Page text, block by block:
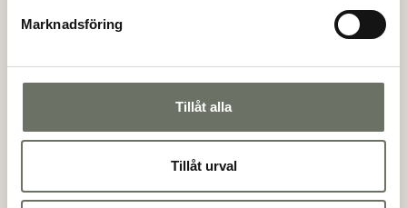
Marknadsföring
Tillåt alla
Tillåt urval
Telefon(*)